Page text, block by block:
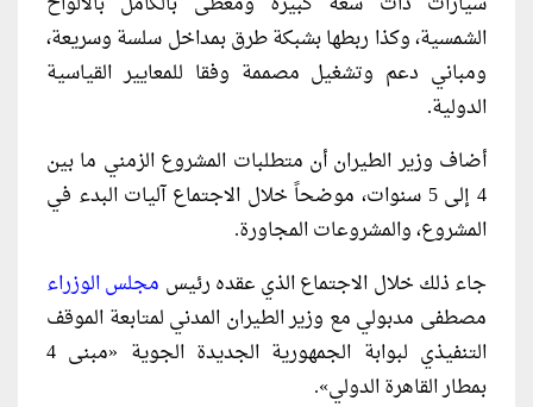
الشمسية، وكذا ربطها بشبكة طرق بمداخل سلسة وسريعة،
ومباني دعم وتشغيل مصممة وفقا للمعايير القياسية
الدولية.
أضاف وزير الطيران أن متطلبات المشروع الزمني ما بين
4 إلى 5 سنوات، موضحاً خلال الاجتماع آليات البدء في
المشروع، والمشروعات المجاورة.
جاء ذلك خلال الاجتماع الذي عقده رئيس مجلس الوزراء
مصطفى مدبولي مع وزير الطيران المدني لمتابعة الموقف
التنفيذي لبوابة الجمهورية الجديدة الجوية «مبنى 4
بمطار القاهرة الدولي».